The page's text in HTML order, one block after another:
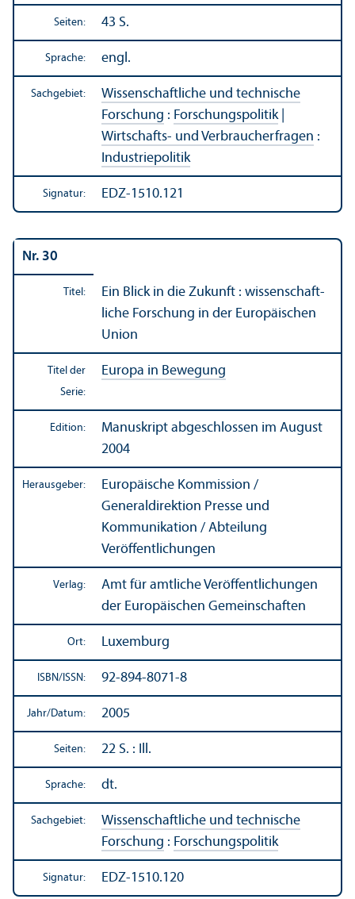
Seiten: 43 S.
Sprache: engl.
Sachgebiet:
Wissenschaft­liche und technische
Forschung : Forschungs­politik|
Wirtschafts- und Verbraucherfragen :
Industriepolitik
Signatur: EDZ-1510.121
Nr. 30
Titel:
Ein Blick in die Zukunft : wissenschaft­
liche Forschung in der Europäischen
Union
Titel der
Serie:
Europa in Bewegung
Edition:
Manuskript abgeschlossen im August
2004
Herausgeber:
Europäische Kommission /
Generaldirektion Presse und
Kommunikation / Abteilung
Veröffentlichungen
Verlag:
Amt für amtliche Veröffentlichungen
der Europäischen Gemeinschaften
Ort: Luxemburg
ISBN/ISSN: 92-894-8071-8
Jahr/Datum: 2005
Seiten: 22 S. : Ill.
Sprache: dt.
Sachgebiet:
Wissenschaft­liche und technische
Forschung : Forschungs­politik
Signatur: EDZ-1510.120